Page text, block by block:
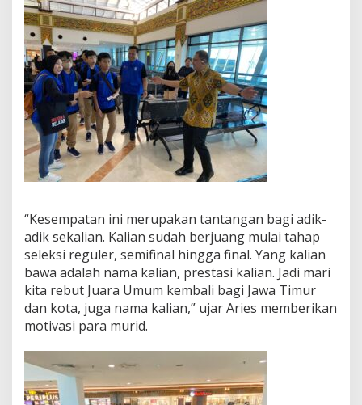
m
u
r
“Kesempatan ini merupakan tantangan bagi adik-
adik sekalian. Kalian sudah berjuang mulai tahap
seleksi reguler, semifinal hingga final. Yang kalian
bawa adalah nama kalian, prestasi kalian. Jadi mari
kita rebut Juara Umum kembali bagi Jawa Timur
dan kota, juga nama kalian,” ujar Aries memberikan
motivasi para murid.